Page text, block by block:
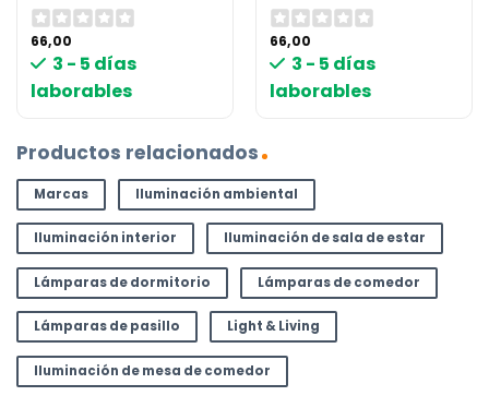
66,00
3 - 5 días
laborables
66,00
3 - 5 días
laborables
Productos relacionados
Marcas Iluminación ambiental
Iluminación interior Iluminación de sala de estar
Lámparas de dormitorio Lámparas de comedor
Lámparas de pasillo Light & Living
Iluminación de mesa de comedor